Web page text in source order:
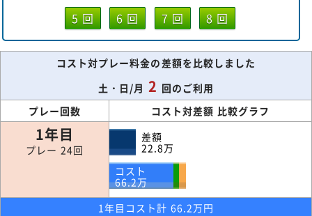
5 回 6 回 7 回 8 回
コスト対プレー料金の差額を比較しました
土・日/月 2 回のご利用
プレー回数
コスト対差額 比較グラフ
1年目
プレー 24回
差額
22.8万
コスト
66.2万
1年目コスト計 66.2万円